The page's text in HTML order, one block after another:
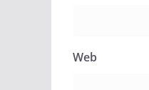
Web